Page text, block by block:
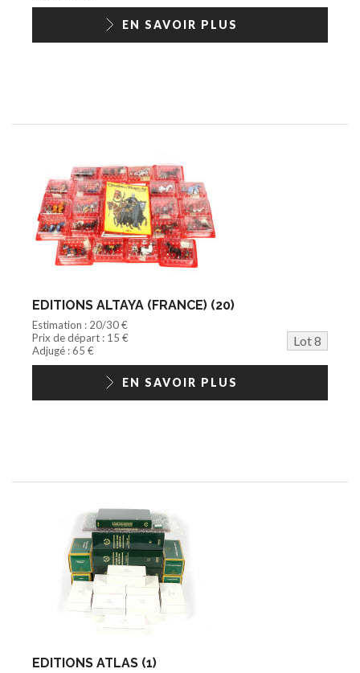
EN SAVOIR PLUS
EDITIONS ALTAYA (FRANCE) (20)
Estimation : 20/30 €
Prix de départ : 15 €
Lot 8
Adjugé : 65 €
EN SAVOIR PLUS
EDITIONS ATLAS (1)